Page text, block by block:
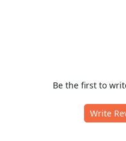
Be the first to
Write